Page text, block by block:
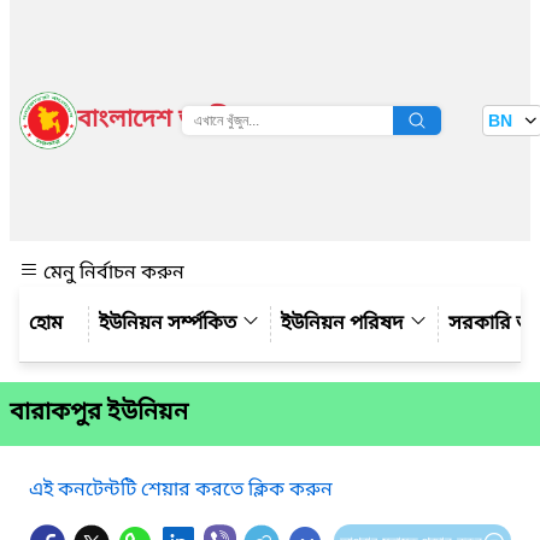
বাংলাদেশ জাতীয় তথ্য বাতায়ন BN
মেনু নির্বাচন করুন
ইউনিয়ন সর্ম্পকিত
ইউনিয়ন পরিষদ সরকারি
বারাকপুর ইউনিয়ন
এই কনটেন্টটি শেয়ার করতে ক্লিক করুন